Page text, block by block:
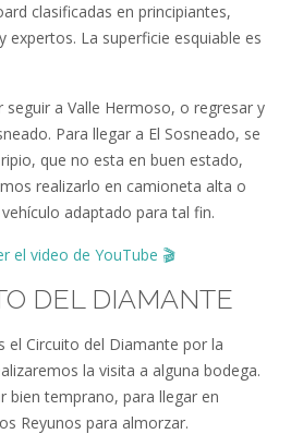
clasificadas en principiantes,
expertos. La superficie esquiable es
a Valle Hermoso, o regresar y
Para llegar a El Sosneado, se
que no esta en buen estado,
realizarlo en camioneta alta o
adaptado para tal fin.
el video de YouTube 🎬
DEL DIAMANTE
el Circuito del Diamante por la
la visita a alguna bodega.
bien temprano, para llegar en
Reyunos para almorzar.